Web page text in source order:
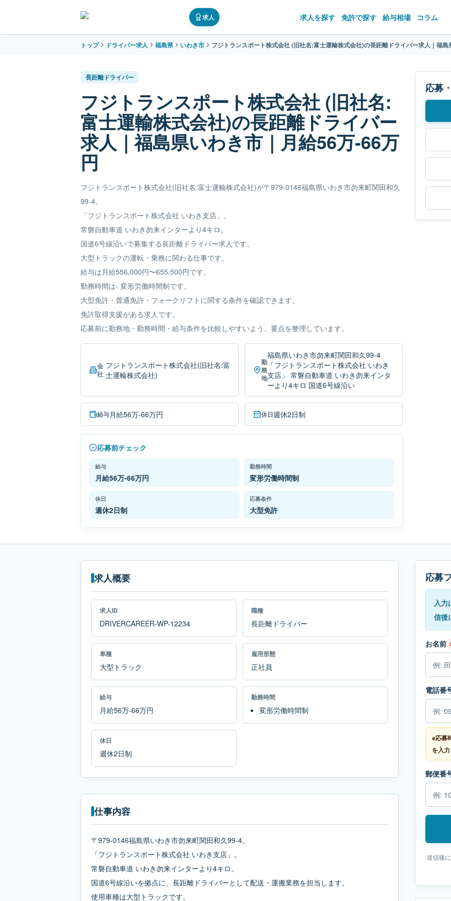
求人 求人を探す 免許で探す 給与相場 コラム
トップ ドライバー求人 福島県 いわき市 フジトランスポート株式会社 (旧社名:富士運輸株式会社)の長距離ドライバー求人｜福
長距離ドライバー
フジトランスポート株式会社 (旧社名:
富士運輸株式会社)の長距離ドライバー
求人｜福島県いわき市｜月給56万-66万
円
フジトランスポート株式会社(旧社名:富士運輸株式会社)が〒979-0146福島県いわき市勿来町関田和久
99-4。
「フジトランスポート株式会社 いわき支店」。
常磐自動車道 いわき勿来インターより4キロ。
国道6号線沿いで募集する長距離ドライバー求人です。
大型トラックの運転・乗務に関わる仕事です。
給与は月給556,000円〜655,500円です。
勤務時間は- 変形労働時間制です。
大型免許・普通免許・フォークリフトに関する条件を確認できます。
免許取得支援がある求人です。
応募前に勤務地・勤務時間・給与条件を比較しやすいよう、要点を整理しています。
会
社
フジトランスポート株式会社(旧社名:富
士運輸株式会社)
勤
務
地
福島県いわき市勿来町関田和久99-4
「フジトランスポート株式会社 いわき
支店」 常磐自動車道 いわき勿来インタ
ーより4キロ 国道6号線沿い
給与月給56万-66万円 休日週休2日制
応募前チェック
給与
月給56万-66万円
勤務時間
変形労働時間制
休日
週休2日制
応募条件
大型免許
応募
求人概要
求人ID
DRIVERCAREER-WP-12234
職種
長距離ドライバー
車種
大型トラック
雇用形態
正社員
給与
月給56万-66万円
勤務時間
変形労働時間制
休日
週休2日制
仕事内容
〒979-0146福島県いわき市勿来町関田和久99-4。
「フジトランスポート株式会社 いわき支店」。
常磐自動車道 いわき勿来インターより4キロ。
国道6号線沿いを拠点に、長距離ドライバーとして配送・運搬業務を担当します。
使用車種は大型トラックです。
応募
入力
信後
お名前
電話番
※応募
を入
郵便番
送信後